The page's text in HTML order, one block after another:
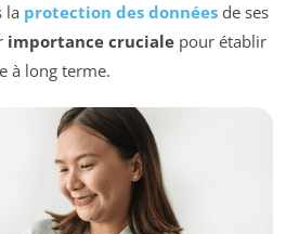
la protection des données de ses
importance cruciale pour établir
à long terme.